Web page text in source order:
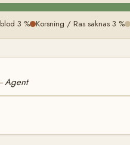
3 % Korsning / Ras saknas 3 %
Agent